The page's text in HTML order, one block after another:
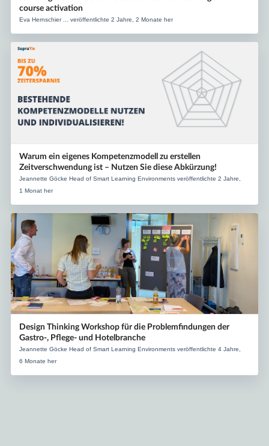
course activation
Eva Hernschier ... veröffentlichte 2 Jahre, 2 Monate her
Warum ein eigenes Kompetenzmodell zu erstellen
Zeitverschwendung ist – Nutzen Sie diese Abkürzung!
Jeannette Göcke Head of Smart Learning Environments veröffentlichte 2 Jahre,
1 Monat her
Design Thinking Workshop für die Problemfindungen der
Gastro-, Pflege- und Hotelbranche
Jeannette Göcke Head of Smart Learning Environments veröffentlichte 4 Jahre,
6 Monate her